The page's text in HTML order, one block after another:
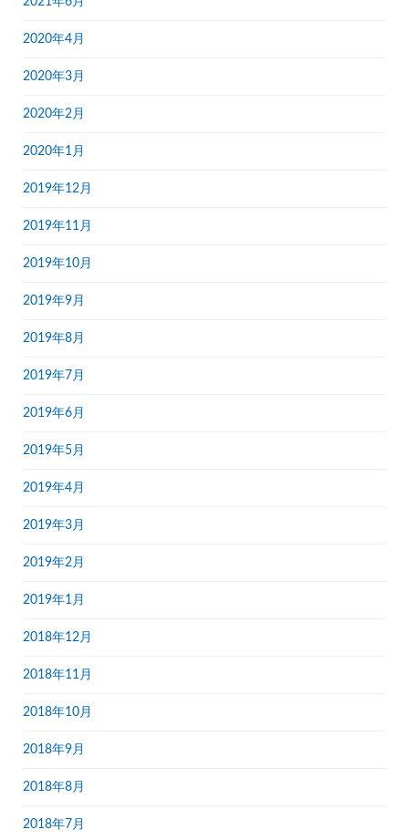
2020年4月
2020年3月
2020年2月
2020年1月
2019年12月
2019年11月
2019年10月
2019年9月
2019年8月
2019年7月
2019年6月
2019年5月
2019年4月
2019年3月
2019年2月
2019年1月
2018年12月
2018年11月
2018年10月
2018年9月
2018年8月
2018年7月